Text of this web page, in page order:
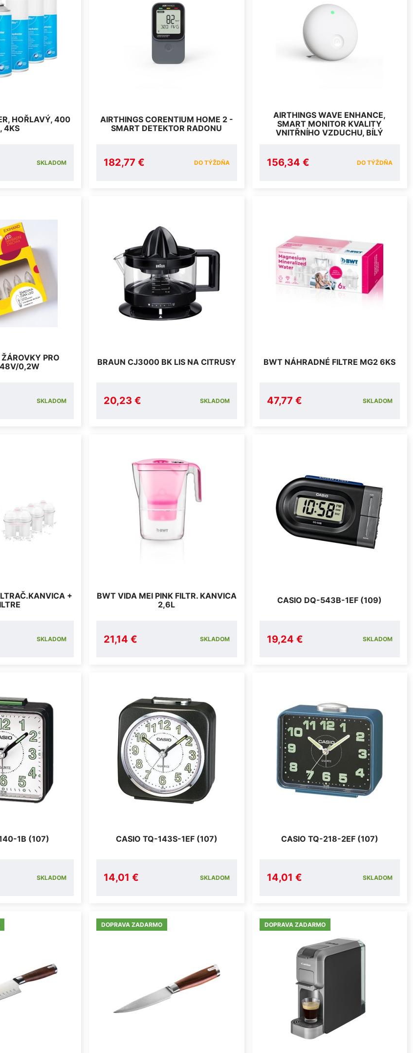
HOŘLAVÝ, 400
4KS
SKLADOM
AIRTHINGS CORENTIUM HOME 2 -
SMART DETEKTOR RADONU
182,77 € DO TÝŽDŇA
AIRTHINGS WAVE ENHANCE,
SMART MONITOR KVALITY
VNITŘNÍHO VZDUCHU, BÍLÝ
156,34 € DO TÝŽDŇA
PRO
0,2W
SKLADOM
BRAUN CJ3000 BK LIS NA CITRUSY
20,23 € SKLADOM
BWT NÁHRADNÉ FILTRE MG2 6KS
47,77 € SKLADOM
+
SKLADOM
BWT VIDA MEI PINK FILTR. KANVICA
2,6L
21,14 € SKLADOM
CASIO DQ-543B-1EF (109)
19,24 € SKLADOM
1B (107)
SKLADOM
CASIO TQ-143S-1EF (107)
14,01 € SKLADOM
CASIO TQ-218-2EF (107)
14,01 € SKLADOM
DOPRAVA ZADARMO DOPRAVA ZADARMO